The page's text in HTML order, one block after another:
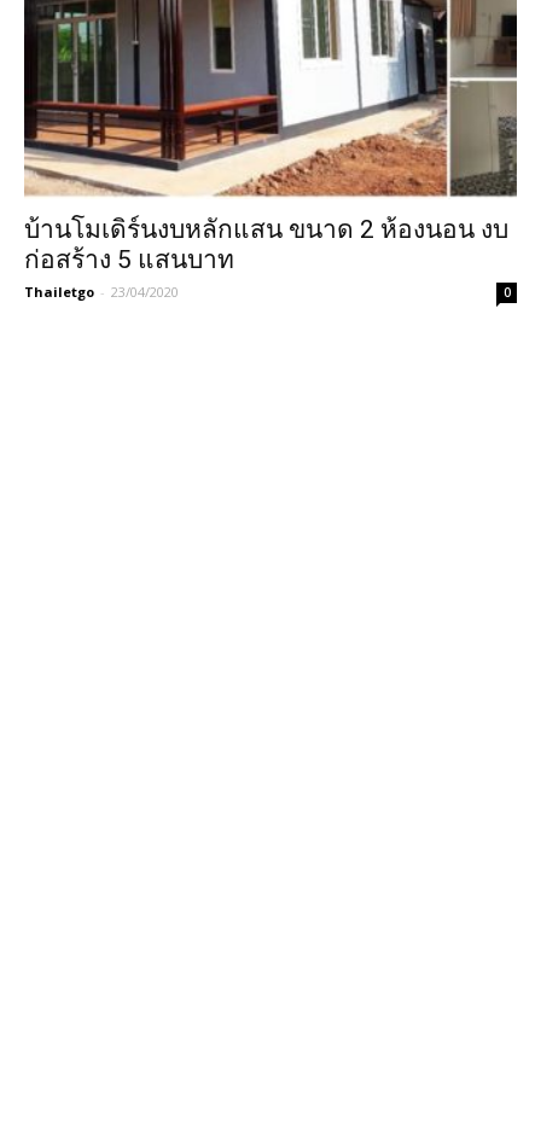
บ้านโมเดิร์นงบหลักแสน ขนาด 2 ห้องนอน งบ
ก่อสร้าง 5 แสนบาท
Thailetgo - 23/04/2020 0